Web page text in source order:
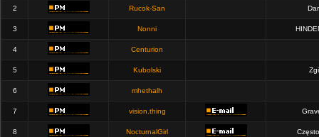
2 Rucok-San
3 Nonni
4 Centurion
5 Kubolski
6 mhethalh
7 vision.thing
8 NocturnalGirl